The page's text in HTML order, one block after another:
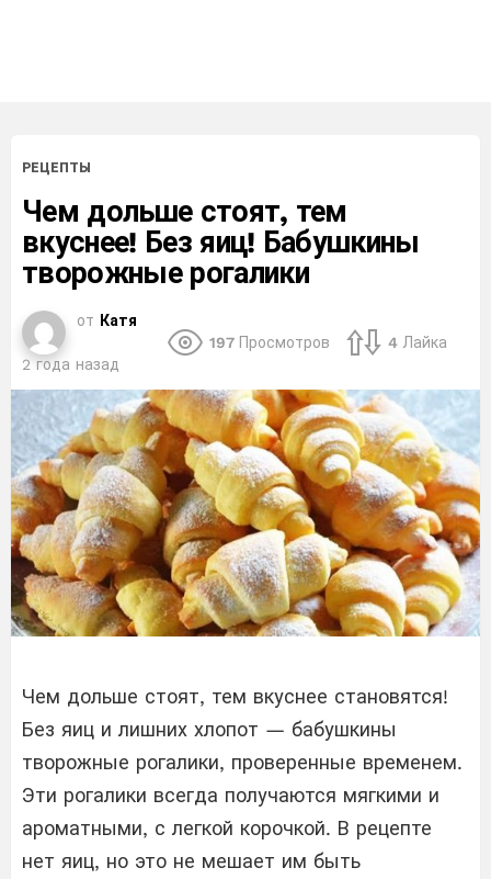
РЕЦЕПТЫ
Чем дольше стоят, тем
вкуснее! Без яиц! Бабушкины
творожные рогалики
от Катя
2 года назад
197 Просмотров 4 Лайка
Чем дольше стоят, тем вкуснее становятся!
Без яиц и лишних хлопот — бабушкины
творожные рогалики, проверенные временем.
Эти рогалики всегда получаются мягкими и
ароматными, с легкой корочкой. В рецепте
нет яиц, но это не мешает им быть